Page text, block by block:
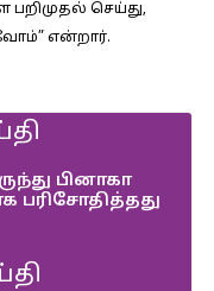
செய்து,
என்றார்.
பினாகா